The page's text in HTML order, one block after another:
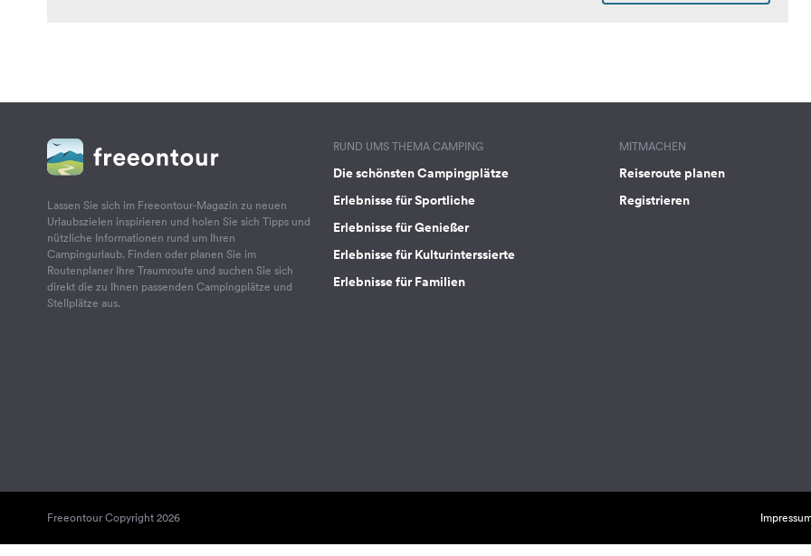
Lassen Sie sich im Freeontour-Magazin zu neuen
Urlaubszielen inspirieren und holen Sie sich Tipps und
nützliche Informationen rund um Ihren
Campingurlaub. Finden oder planen Sie im
Routenplaner Ihre Traumroute und suchen Sie sich
direkt die zu Ihnen passenden Campingplätze und
Stellplätze aus.
RUND UMS THEMA CAMPING
Die schönsten Campingplätze
Erlebnisse für Sportliche
Erlebnisse für Genießer
Erlebnisse für Kulturinterssierte
Erlebnisse für Familien
MITMACHEN
Reiseroute planen
Registrieren
Freeontour Copyright 2026